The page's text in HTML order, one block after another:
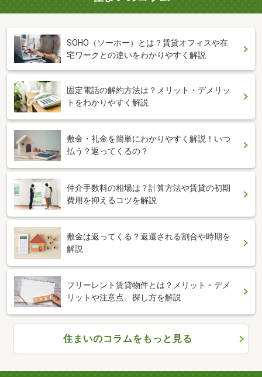
SOHO（ソーホー）とは？賃貸オフィスや在
宅ワークとの違いをわかりやすく解説
固定電話の解約方法は？メリット・デメリッ
トをわかりやすく解説
敷金・礼金を簡単にわかりやすく解説！いつ
払う？返ってくるの？
仲介手数料の相場は？計算方法や賃貸の初期
費用を抑えるコツを解説
敷金は返ってくる？返還される割合や時期を
解説
フリーレント賃貸物件とは？メリット・デメ
リットや注意点、探し方を解説
住まいのコラムをもっと見る